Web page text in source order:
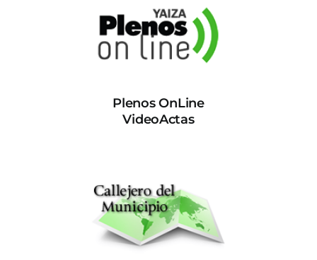
Plenos OnLine
VideoActas